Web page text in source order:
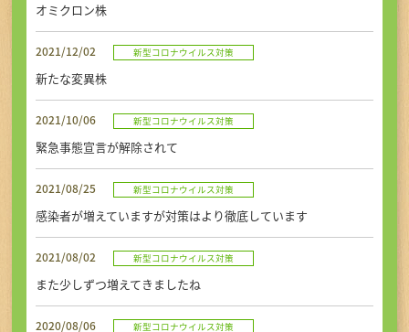
オミクロン株
2021/12/02 新型コロナウイルス対策
新たな変異株
2021/10/06 新型コロナウイルス対策
緊急事態宣言が解除されて
2021/08/25 新型コロナウイルス対策
感染者が増えていますが対策はより徹底しています
2021/08/02 新型コロナウイルス対策
また少しずつ増えてきましたね
2020/08/06 新型コロナウイルス対策
お問い合せ・ご予約
TEL